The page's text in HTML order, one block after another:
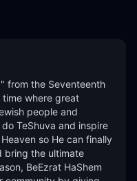
from the Seventeenth
time where great
people and
TeShuva and inspire
so He can finally
bring the ultimate
BeEzrat HaShem